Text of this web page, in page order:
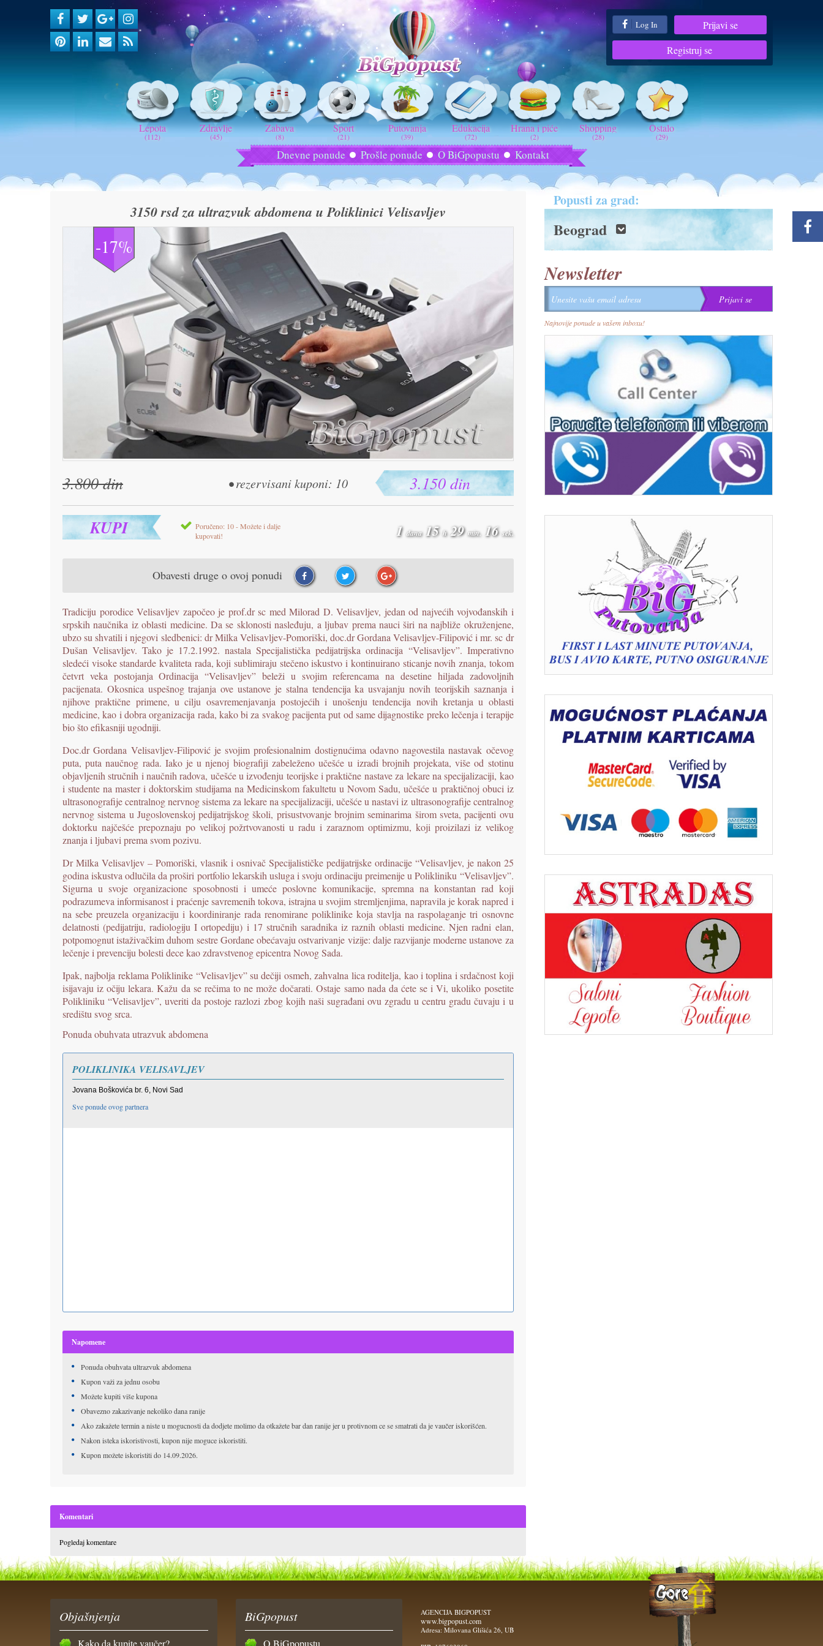
Log In
Prijavi se
Registruj se
Lepota
(112)
Zdravlje
(45)
Zabava
(8)
Sport
(21)
Putovanja
(39)
Edukacija
(72)
Hrana i piće
(2)
Shopping
(28)
Ostalo
(29)
Dnevne ponude Prošle ponude O BiGpopustu Kontakt
3150 rsd za ultrazvuk abdomena u Poliklinici Velisavljev
-17%
3.800 din • rezervisani kuponi: 10 3.150 din
KUPI
Poručeno: 10 - Možete i dalje
kupovati!
1dana 15h 29min. 15 sek.
Obavesti druge o ovoj ponudi
Tradiciju porodice Velisavljev započeo je prof.dr sc med Milorad D. Velisavljev, jedan od najvećih vojvođanskih i
srpskih naučnika iz oblasti medicine. Da se sklonosti nasleđuju, a ljubav prema nauci širi na najbliže okruženjene,
ubzo su shvatili i njegovi sledbenici: dr Milka Velisavljev-Pomoriški, doc.dr Gordana Velisavljev-Filipović i mr. sc dr
Dušan Velisavljev. Tako je 17.2.1992. nastala Specijalistička pedijatrijska ordinacija “Velisavljev”. Imperativno
sledeći visoke standarde kvaliteta rada, koji sublimiraju stečeno iskustvo i kontinuirano sticanje novih znanja, tokom
četvrt veka postojanja Ordinacija “Velisavljev” beleži u svojim referencama na desetine hiljada zadovoljnih
pacijenata. Okosnica uspešnog trajanja ove ustanove je stalna tendencija ka usvajanju novih teorijskih saznanja i
njihove praktične primene, u cilju osavremenjavanja postojećih i unošenju tendencija novih kretanja u oblasti
medicine, kao i dobra organizacija rada, kako bi za svakog pacijenta put od same dijagnostike preko lečenja i terapije
bio što efikasniji ugodniji.
Doc.dr Gordana Velisavljev-Filipović je svojim profesionalnim dostignućima odavno nagovestila nastavak očevog
puta, puta naučnog rada. Iako je u njenoj biografiji zabeleženo učešće u izradi brojnih projekata, više od stotinu
objavljenih stručnih i naučnih radova, učešće u izvođenju teorijske i praktične nastave za lekare na specijalizaciji, kao
i studente na master i doktorskim studijama na Medicinskom fakultetu u Novom Sadu, učešće u praktičnoj obuci iz
ultrasonografije centralnog nervnog sistema za lekare na specijalizaciji, učešće u nastavi iz ultrasonografije centralnog
nervnog sistema u Jugoslovenskoj pedijatrijskog školi, prisustvovanje brojnim seminarima širom sveta, pacijenti ovu
doktorku najčešće prepoznaju po velikoj požrtvovanosti u radu i zaraznom optimizmu, koji proizilazi iz velikog
znanja i ljubavi prema svom pozivu.
Dr Milka Velisavljev – Pomoriški, vlasnik i osnivač Specijalističke pedijatrijske ordinacije “Velisavljev, je nakon 25
godina iskustva odlučila da proširi portfolio lekarskih usluga i svoju ordinaciju preimenije u Polikliniku “Velisavljev”.
Sigurna u svoje organizacione sposobnosti i umeće poslovne komunikacije, spremna na konstantan rad koji
podrazumeva informisanost i praćenje savremenih tokova, istrajna u svojim stremljenjima, napravila je korak napred i
na sebe preuzela organizaciju i koordiniranje rada renomirane poliklinike koja stavlja na raspolaganje tri osnovne
delatnosti (pedijatriju, radiologiju I ortopediju) i 17 stručnih saradnika iz raznih oblasti medicine. Njen radni elan,
potpomognut istaživačkim duhom sestre Gordane obećavaju ostvarivanje vizije: dalje razvijanje moderne ustanove za
lečenje i prevenciju bolesti dece kao zdravstvenog epicentra Novog Sada.
Ipak, najbolja reklama Poliklinike “Velisavljev” su dečiji osmeh, zahvalna lica roditelja, kao i toplina i srdačnost koji
isijavaju iz očiju lekara. Kažu da se rečima to ne može dočarati. Ostaje samo nada da ćete se i Vi, ukoliko posetite
Polikliniku “Velisavljev”, uveriti da postoje razlozi zbog kojih naši sugrađani ovu zgradu u centru gradu čuvaju i u
središtu svog srca.
Ponuda obuhvata utrazvuk abdomena
POLIKLINIKA VELISAVLJEV
Jovana Boškovića br. 6, Novi Sad
Sve ponude ovog partnera
Napomene
Ponuda obuhvata ultrazvuk abdomena
Kupon važi za jednu osobu
Možete kupiti više kupona
Obavezno zakazivanje nekoliko dana ranije
Ako zakažete termin a niste u mogucnosti da dodjete molimo da otkažete bar dan ranije jer u protivnom ce se smatrati da je vaučer iskorišćen.
Nakon isteka iskoristivosti, kupon nije moguce iskoristiti.
Kupon možete iskoristiti do 14.09.2026.
Komentari
Pogledaj komentare
Popusti za grad:
Beograd
Newsletter
Najnovije ponude u vašem inboxu!
Objašnjenja
Kako da kupite vaučer?
BiGpopust
O BiGpopustu
AGENCIJA BIGPOPUST
www.bigpopust.com
Adresa: Milovana Glišića 26, UB